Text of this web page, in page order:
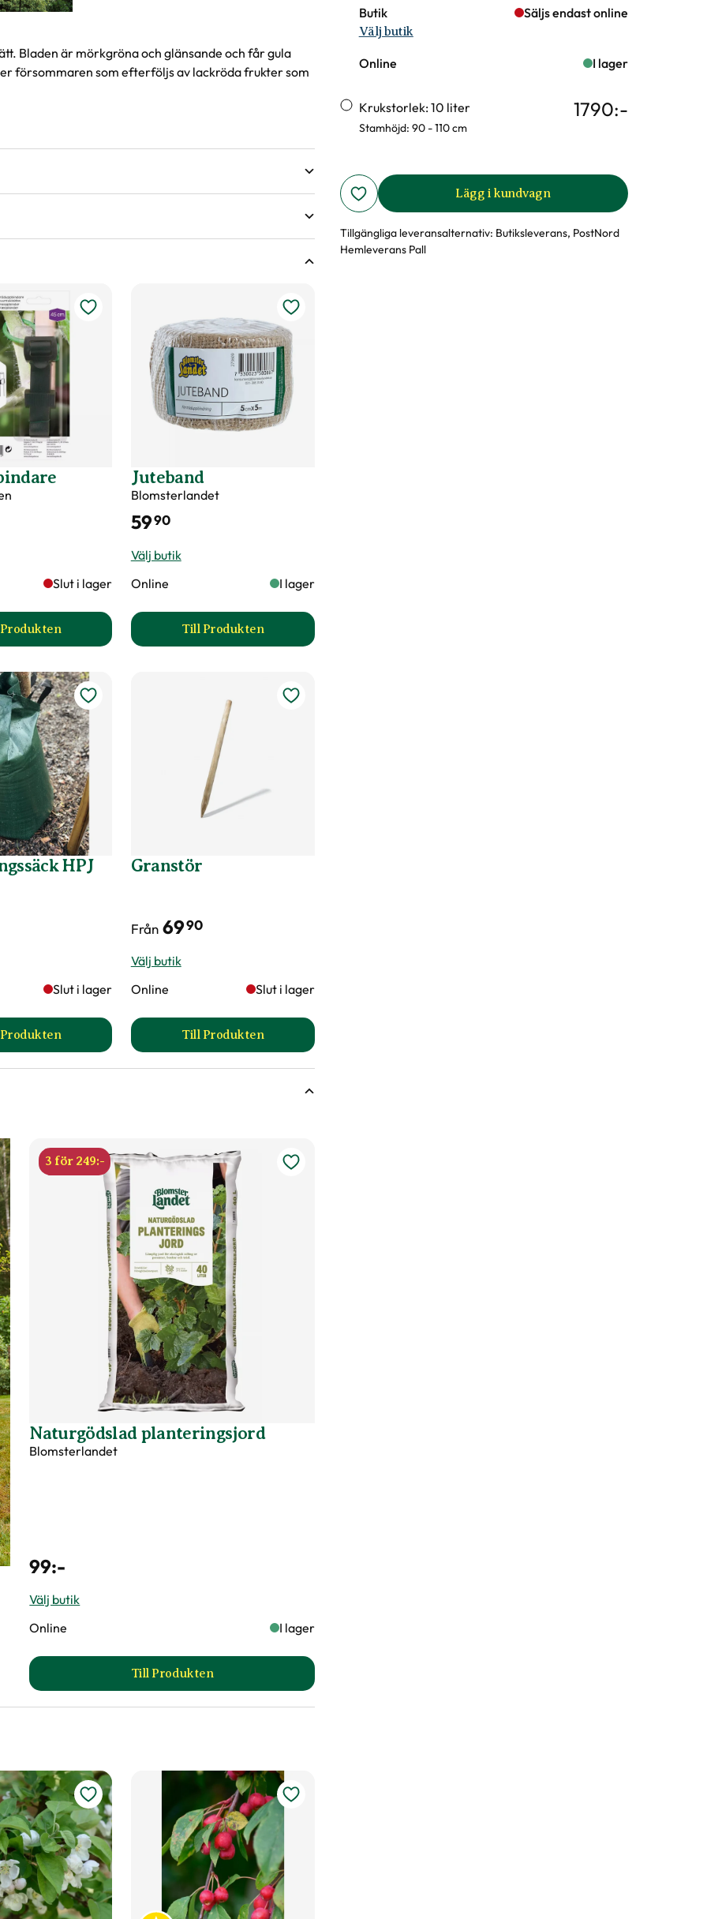
Butik Säljs endast online
Välj butik
Online I lager
Krukstorlek: 10 liter
Stamhöjd: 90 - 110 cm
1790:-
Lägg i kundvagn
Tillgängliga leveransalternativ: Butiksleverans, PostNord
Hemleverans Pall
Bladen är mörkgröna och glänsande och får gula
försommaren som efterföljs av lackröda frukter som
skadade, korsade och inåtväxande grenar
Slut i lager
till Träduppbindare produktsida
Juteband
Blomsterlandet
5990
Välj butik
Online
I lager
Till Produkten
till Juteband produktsida
HPJ
Slut i lager
till Bevattningssäck HPJ produktsida
Granstör
Från 6990
Välj butik
Online
Slut i lager
Till Produkten
till Granstör produktsida
3 för 249:-
Naturgödslad planteringsjord
Blomsterlandet
99:-
Välj butik
Online
I lager
Till Produkten
till Naturgödslad planteringsjord produktsida